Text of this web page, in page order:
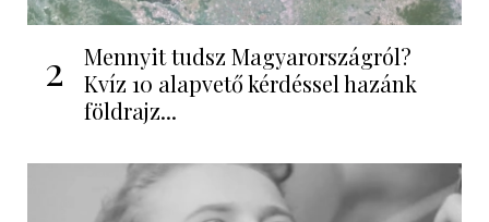
2
Mennyit tudsz Magyarországról?
Kvíz 10 alapvető kérdéssel hazánk
földrajz...